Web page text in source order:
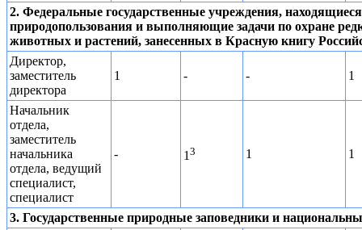
2. Федеральные государственные учреждения,
природопользования и выполняющие задачи по охране
животных и растений, занесенных в Красную книгу
Директор,
заместитель
директора
1 - - 1
Начальник
отдела,
заместитель
начальника
отдела, ведущий
специалист,
специалист
- 13 1 1
3. Государственные природные заповедники и